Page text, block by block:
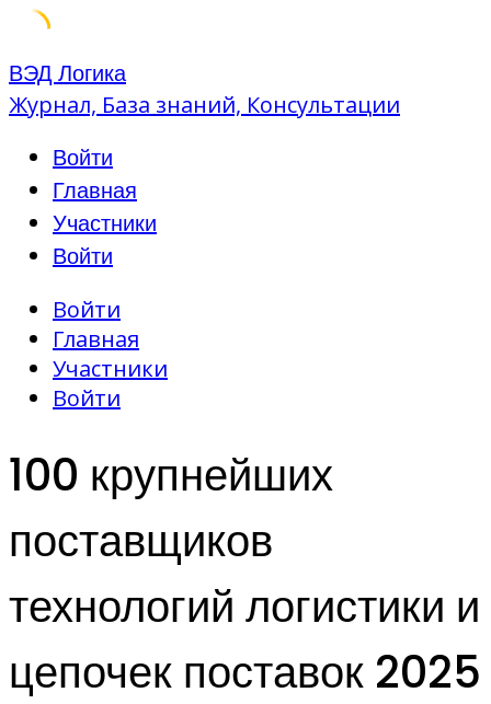
Skip
to
ВЭД Логика
Журнал, База знаний, Консультации
Войти
Главная
Участники
Войти
Войти
Главная
Участники
Войти
100 крупнейших
поставщиков
технологий логистики и
цепочек поставок 2025